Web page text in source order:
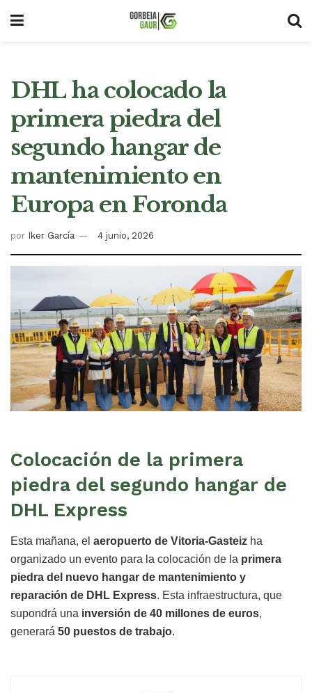
DHL ha colocado la
primera piedra del
segundo hangar de
mantenimiento en
Europa en Foronda
por Iker García 4 junio, 2026
Colocación de la primera
piedra del segundo hangar de
DHL Express
Esta mañana, el aeropuerto de Vitoria-Gasteiz ha
organizado un evento para la colocación de la primera
piedra del nuevo hangar de mantenimiento y
reparación de DHL Express. Esta infraestructura, que
supondrá una inversión de 40 millones de euros,
generará 50 puestos de trabajo.